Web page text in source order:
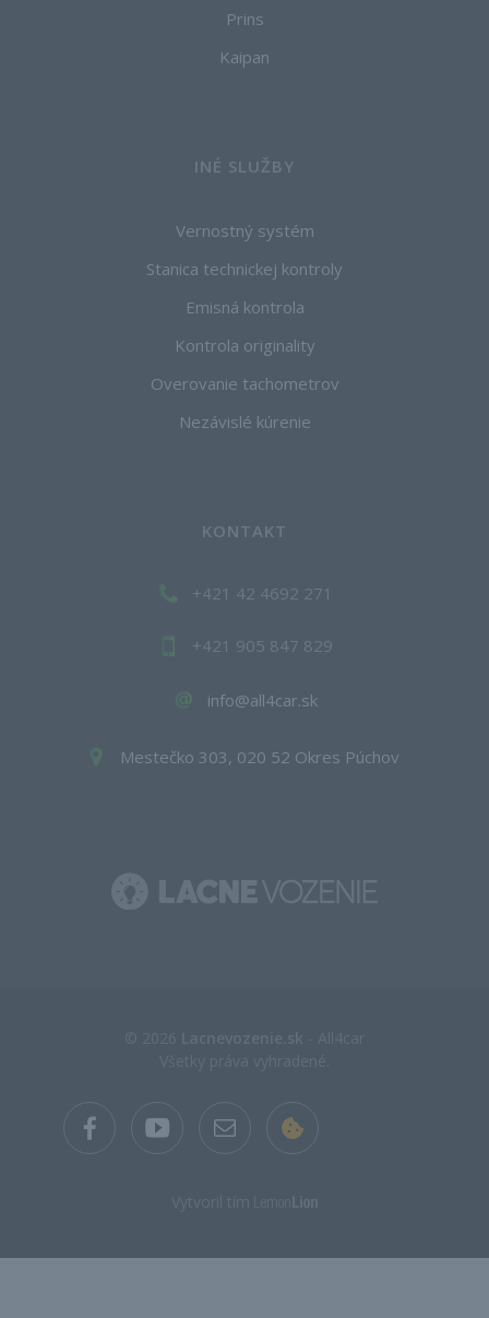
Prins
Kaipan
INÉ SLUŽBY
Vernostný systém
Stanica technickej kontroly
Emisná kontrola
Kontrola originality
Overovanie tachometrov
Nezávislé kúrenie
KONTAKT
+421 42 4692 271
+421 905 847 829
info@all4car.sk
Mestečko 303, 020 52 Okres Púchov